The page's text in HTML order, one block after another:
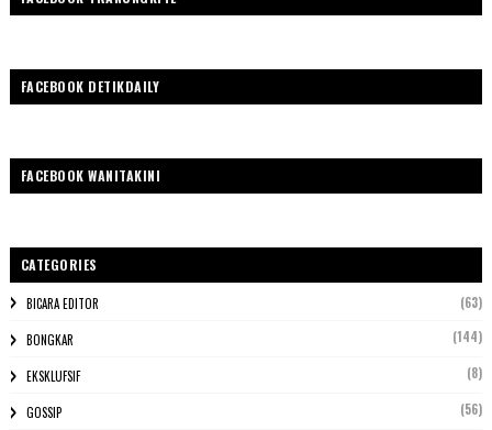
FACEBOOK DETIKDAILY
FACEBOOK WANITAKINI
CATEGORIES
BICARA EDITOR (63)
BONGKAR (144)
EKSKLUFSIF (8)
GOSSIP (56)